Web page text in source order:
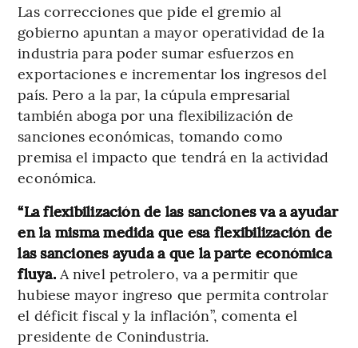
Las correcciones que pide el gremio al
gobierno apuntan a mayor operatividad de la
industria para poder sumar esfuerzos en
exportaciones e incrementar los ingresos del
país. Pero a la par, la cúpula empresarial
también aboga por una flexibilización de
sanciones económicas, tomando como
premisa el impacto que tendrá en la actividad
económica.
“La flexibilización de las sanciones va a ayudar
en la misma medida que esa flexibilización de
las sanciones ayuda a que la parte económica
fluya.A nivel petrolero, va a permitir que
hubiese mayor ingreso que permita controlar
el déficit fiscal y la inflación”, comenta el
presidente de Conindustria.